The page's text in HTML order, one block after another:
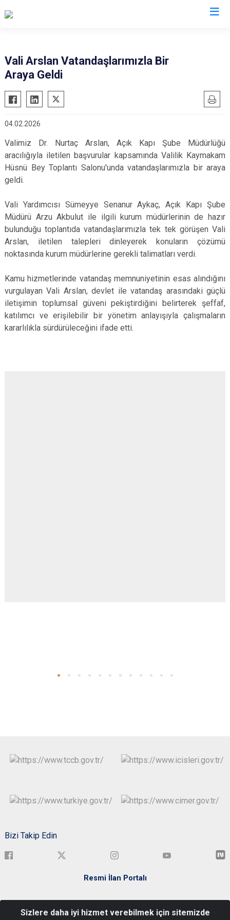
Vali Arslan Vatandaşlarımızla Bir
Araya Geldi
04.02.2026
Valimiz Dr. Nurtaç Arslan, Açık Kapı Şube Müdürlüğü
aracılığıyla iletilen başvurular kapsamında Valilik Kaymakam
Hüsnü Bey Toplantı Salonu'unda vatandaşlarımızla bir araya
geldi.
Vali Yardımcısı Sümeyye Senanur Aykaç, Açık Kapı Şube
Müdürü Arzu Akbulut ile ilgili kurum müdürlerinin de hazır
bulunduğu toplantıda vatandaşlarımızla tek tek görüşen Vali
Arslan, iletilen talepleri dinleyerek konuların çözümü
noktasında kurum müdürlerine gerekli talimatları verdi.
Kamu hizmetlerinde vatandaş memnuniyetinin esas alındığını
vurgulayan Vali Arslan, devlet ile vatandaş arasındaki güçlü
iletişimin toplumsal güveni pekiştirdiğini belirterek şeffaf,
katılımcı ve erişilebilir bir yönetim anlayışıyla çalışmaların
kararlılıkla sürdürüleceğini ifade etti.
Bizi Takip Edin
Resmi İlan Portalı
No:3 Merkez/BARTIN
Sizlere daha iyi hizmet verebilmek için sitemizde